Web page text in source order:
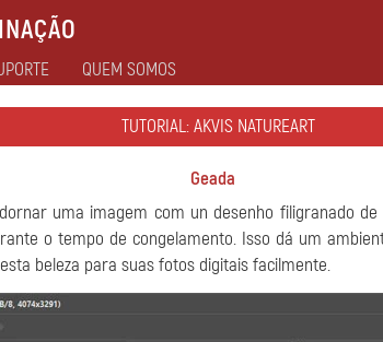
QUEM SOMOS
TUTORIAL: AKVIS NATUREART
Geada
uma imagem com un desenho filigranado
o tempo de congelamento. Isso dá um
beleza para suas fotos digitais facilmente.